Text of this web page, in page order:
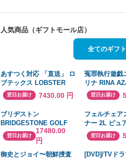
人気商品（ギフトモール店）
全てのギフ
あすつく対応 「直送」 ロ
ブテックス LOBSTER
NSA 5-12 ブラインドリベ
ット アルミ／スティール
５−１２ １０００本入
NSA512 ブラインドブラ
インドリベット
翌日お届け 7430.00 円
冤罪執行遊戯
リナ RINA
レ衣装 ハロ
仮装 コスチ
ト アニメ ク
翌日お届け
ブリヂストン
BRIDGESTONE GOLF
B2 ドライバー Tour AD
UB 6 シャフト：Tour AD
UB 6
翌日お届け
17480.00
円
フェルチェア
ナー 2L ピュ
ュネス 3本
翌日お届け
御史とジョイ〜朝鮮捜査
[DVD]/TVド